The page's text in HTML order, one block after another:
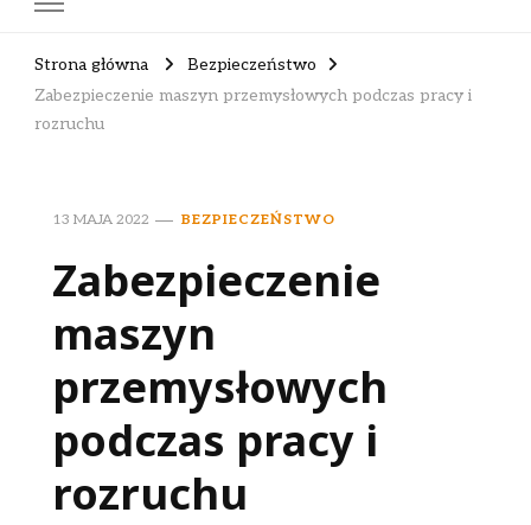
Strona główna
Bezpieczeństwo
Zabezpieczenie maszyn przemysłowych podczas pracy i
rozruchu
13 MAJA 2022 BEZPIECZEŃSTWO
Zabezpieczenie
maszyn
przemysłowych
podczas pracy i
rozruchu